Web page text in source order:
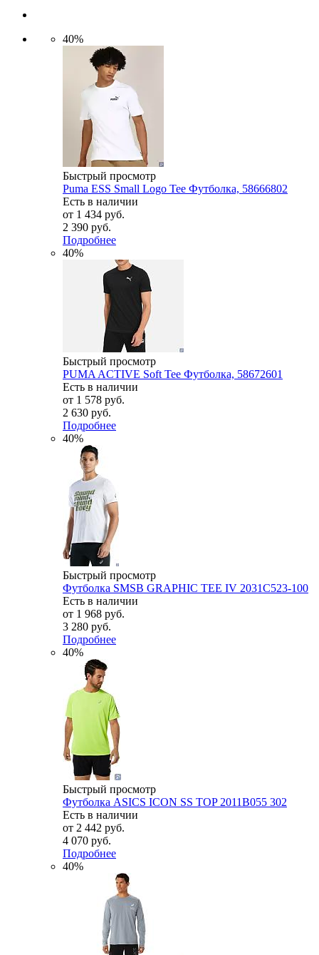
40%
Быстрый просмотр
Puma ESS Small Logo Tee Футболка, 58666802
Есть в наличии
от 1 434 руб.
2 390 руб.
Подробнее
40%
Быстрый просмотр
PUMA ACTIVE Soft Tee Футболка, 58672601
Есть в наличии
от 1 578 руб.
2 630 руб.
Подробнее
40%
Быстрый просмотр
Футболка SMSB GRAPHIC TEE IV 2031C523-100
Есть в наличии
от 1 968 руб.
3 280 руб.
Подробнее
40%
Быстрый просмотр
Футболка ASICS ICON SS TOP 2011B055 302
Есть в наличии
от 2 442 руб.
4 070 руб.
Подробнее
40%